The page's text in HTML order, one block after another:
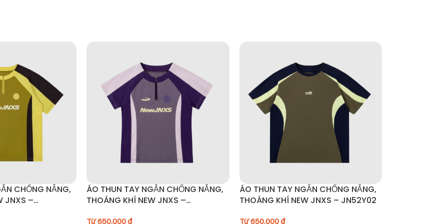
ảnh hưởng đến lớp chống thấm.
dùng máy sấy.
siêu nhẹ cho mọi chuyến đi, là lựa chọn lý tưởng cho những ai yêu thích các hoạt động ngoài trời như trekking,
CHỐNG NẮNG,
JNXS –
ÁO THUN TAY NGẮN CHỐNG NẮNG,
THOÁNG KHÍ NEW JNXS –
Từ650.000₫
ÁO THUN TAY NGẮN CHỐNG NẮNG,
THOÁNG KHÍ NEW JNXS – JN52Y02
Từ650.000₫